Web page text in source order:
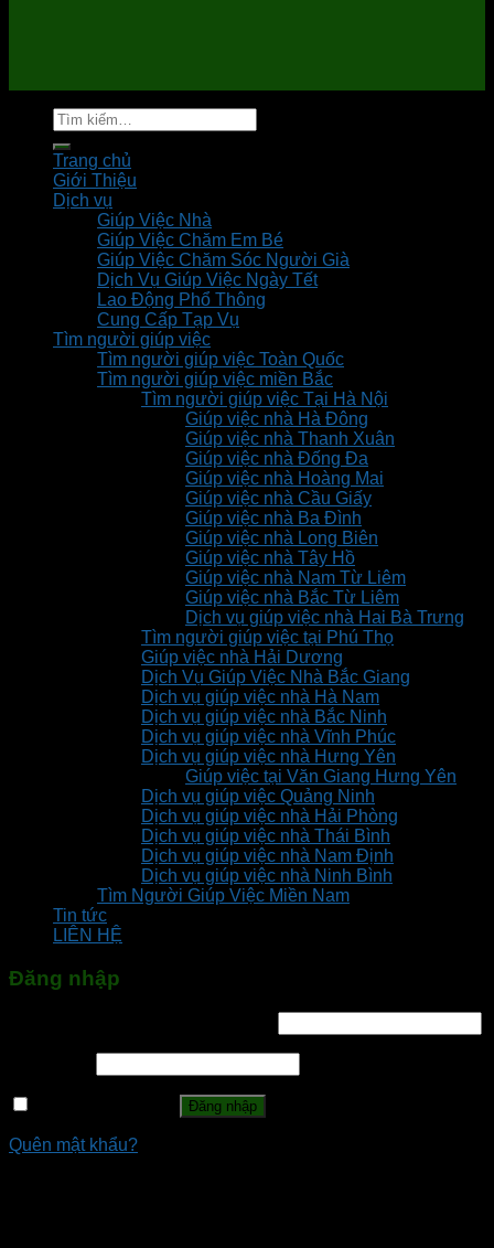
Tìm
kiếm:
Trang chủ
Giới Thiệu
Dịch vụ
Giúp Việc Nhà
Giúp Việc Chăm Em Bé
Giúp Việc Chăm Sóc Người Già
Dịch Vụ Giúp Việc Ngày Tết
Lao Động Phổ Thông
Cung Cấp Tạp Vụ
Tìm người giúp việc
Tìm người giúp việc Toàn Quốc
Tìm người giúp việc miền Bắc
Tìm người giúp việc Tại Hà Nội
Giúp việc nhà Hà Đông
Giúp việc nhà Thanh Xuân
Giúp việc nhà Đống Đa
Giúp việc nhà Hoàng Mai
Giúp việc nhà Cầu Giấy
Giúp việc nhà Ba Đình
Giúp việc nhà Long Biên
Giúp việc nhà Tây Hồ
Giúp việc nhà Nam Từ Liêm
Giúp việc nhà Bắc Từ Liêm
Dịch vụ giúp việc nhà Hai Bà Trưng
Tìm người giúp việc tại Phú Thọ
Giúp việc nhà Hải Dương
Dịch Vụ Giúp Việc Nhà Bắc Giang
Dịch vụ giúp việc nhà Hà Nam
Dịch vụ giúp việc nhà Bắc Ninh
Dịch vụ giúp việc nhà Vĩnh Phúc
Dịch vụ giúp việc nhà Hưng Yên
Giúp việc tại Văn Giang Hưng Yên
Dịch vụ giúp việc Quảng Ninh
Dịch vụ giúp việc nhà Hải Phòng
Dịch vụ giúp việc nhà Thái Bình
Dịch vụ giúp việc nhà Nam Định
Dịch vụ giúp việc nhà Ninh Bình
Tìm Người Giúp Việc Miền Nam
Tin tức
LIÊN HỆ
Đăng nhập
Đăng nhập
Quên mật khẩu?